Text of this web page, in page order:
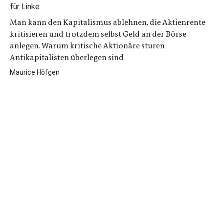
Man kann den Kapitalismus ablehnen, die Aktienrente
kritisieren und trotzdem selbst Geld an der Börse
anlegen. Warum kritische Aktionäre sturen
Antikapitalisten überlegen sind
Maurice Höfgen